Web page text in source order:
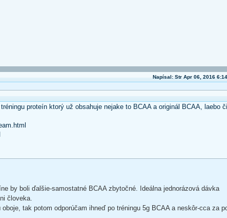
Napísal: Str Apr 06, 2016
proteín ktorý už obsahuje nejake to BCAA a originál BCAA, laebo či
by boli ďalšie-samostatné BCAA zbytočné. Ideálna jednorázová dávka
človeka.
tak potom odporúčam ihneď po tréningu 5g BCAA a neskôr-cca za